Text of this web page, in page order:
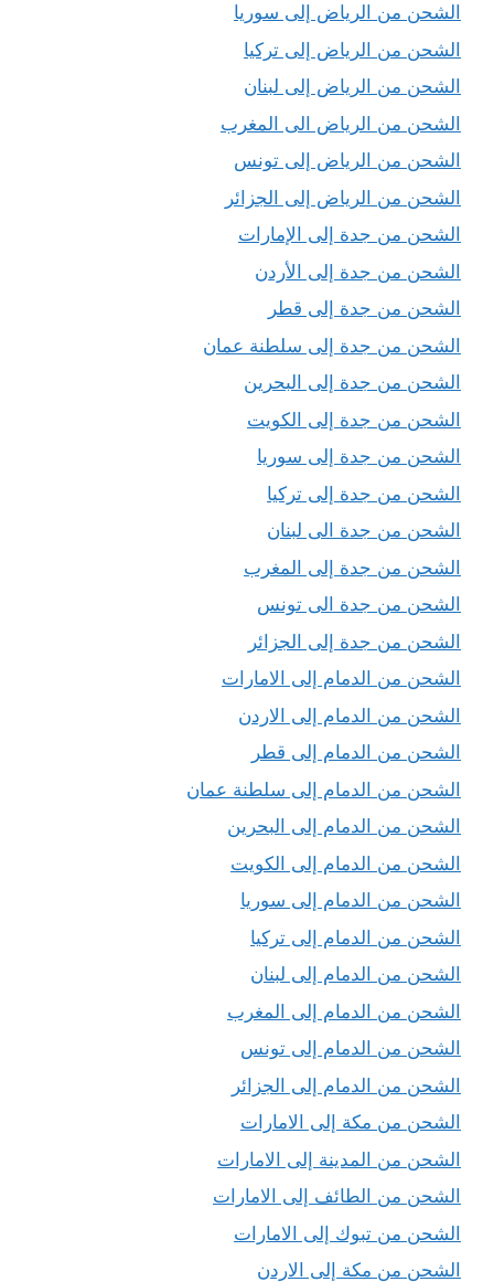
الشحن من الرياض إلى سوريا
الشحن من الرياض إلى تركيا
الشحن من الرياض إلى لبنان
الشحن من الرياض الى المغرب
الشحن من الرياض إلى تونس
الشحن من الرياض إلى الجزائر
الشحن من جدة إلى الإمارات
الشحن من جدة إلى الأردن
الشحن من جدة إلى قطر
الشحن من جدة إلى سلطنة عمان
الشحن من جدة إلى البحرين
الشحن من جدة إلى الكويت
الشحن من جدة إلى سوريا
الشحن من جدة إلى تركيا
الشحن من جدة الى لبنان
الشحن من جدة إلى المغرب
الشحن من جدة الى تونس
الشحن من جدة إلى الجزائر
الشحن من الدمام إلى الامارات
الشحن من الدمام إلى الاردن
الشحن من الدمام إلى قطر
الشحن من الدمام إلى سلطنة عمان
الشحن من الدمام إلى البحرين
الشحن من الدمام إلى الكويت
الشحن من الدمام إلى سوريا
الشحن من الدمام إلى تركيا
الشحن من الدمام إلى لبنان
الشحن من الدمام إلى المغرب
الشحن من الدمام إلى تونس
الشحن من الدمام إلى الجزائر
الشحن من مكة إلى الامارات
الشحن من المدينة إلى الامارات
الشحن من الطائف إلى الامارات
الشحن من تبوك إلى الامارات
الشحن من مكة إلى الاردن